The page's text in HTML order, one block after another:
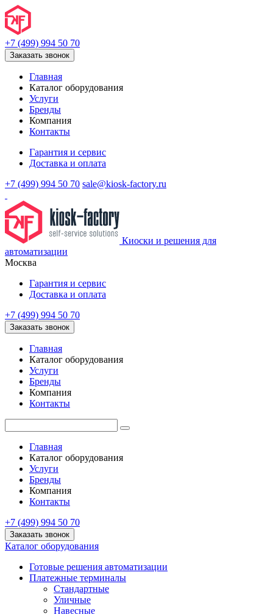
+7 (499) 994 50 70
Заказать звонок
Главная
Каталог оборудования
Услуги
Бренды
Компания
Контакты
Гарантия и сервис
Доставка и оплата
+7 (499) 994 50 70 sale@kiosk-factory.ru
Киоски и решения для
автоматизации
Москва
Гарантия и сервис
Доставка и оплата
+7 (499) 994 50 70
Заказать звонок
Главная
Каталог оборудования
Услуги
Бренды
Компания
Контакты
Главная
Каталог оборудования
Услуги
Бренды
Компания
Контакты
+7 (499) 994 50 70
Заказать звонок
Каталог оборудования
Готовые решения автоматизации
Платежные терминалы
Стандартные
Уличные
Навесные